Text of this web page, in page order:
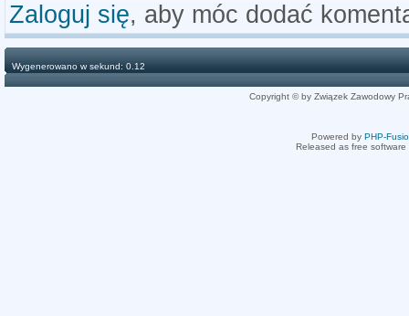
Zaloguj się, aby móc dodać
Wygenerowano w sekund: 0.12
Copyright © by Związek Zawodowy
Powered by PHP-
Released as free